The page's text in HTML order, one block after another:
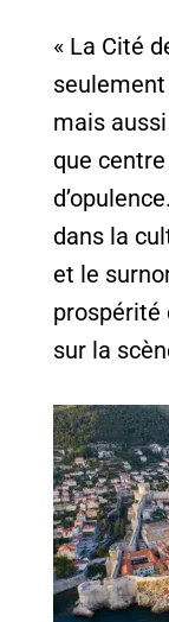
« La Cité
seulement
mais
que
dans la
et le
prospérité
sur la